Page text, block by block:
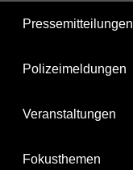
Pressemitteilungen
Polizeimeldungen
Veranstaltungen
Fokusthemen